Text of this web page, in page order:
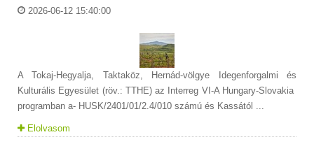
2026-06-12 15:40:00
A Tokaj-Hegyalja, Taktaköz, Hernád-völgye Idegenforgalmi és
Kulturális Egyesület (röv.: TTHE) az Interreg VI-A Hungary-Slovakia
programban a- HUSK/2401/01/2.4/010 számú és Kassától ...
Elolvasom